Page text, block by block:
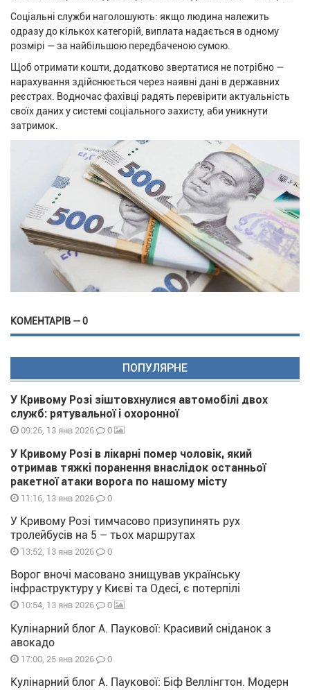
Соціальні служби наголошують: якщо людина належить
одразу до кількох категорій, виплата надається в одному
розмірі — за найбільшою передбаченою сумою.
Щоб отримати кошти, додатково звертатися не потрібно —
нарахування здійснюється через наявні дані в державних
реєстрах. Водночас фахівці радять перевірити актуальність
своїх даних у системі соціального захисту, аби уникнути
затримок.
КОМЕНТАРІВ — 0
ПОПУЛЯРНЕ
У Кривому Розі зіштовхнулися автомобілі двох
служб: рятувальної і охоронної
09:26, 13 янв 2026 0
У Кривому Розі в лікарні помер чоловік, який
отримав тяжкі поранення внаслідок останньої
ракетної атаки ворога по нашому місту
11:16, 13 янв 2026 0
У Кривому Розі тимчасово призупинять рух
тролейбусів на 5 – тьох маршрутах
13:52, 13 янв 2026 0
Ворог вночі масовано знищував українську
інфраструктуру у Києві та Одесі, є потерпілі
10:54, 13 янв 2026 0
Кулінарний блог А. Паукової: Красивий сніданок з
авокадо
17:00, 25 янв 2026 0
Кулінарний блог А. Паукової: Біф Веллінгтон. Модерн